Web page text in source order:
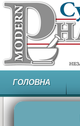
ГОЛОВНА